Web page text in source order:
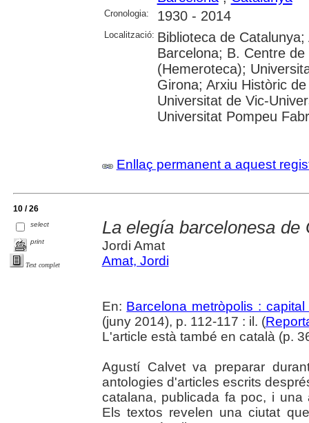
Cronologia: 1930 - 2014
Localització: Biblioteca de
Barcelona; B. Centre
(Hemeroteca);
Girona; Arxiu Històric
Universitat de Vic-
Universitat Pompeu
Enllaç permanent a aquest
10 / 26
select
print
Text complet
La elegía barcelonesa de
Jordi Amat
Amat, Jordi
En: Barcelona metròpolis :
(juny 2014), p. 112-117 : il. (
L'article està també en català (p.
Agustí Calvet va preparar
antologies d'articles escrits
catalana, publicada fa poc, i una
Els textos revelen una ciutat